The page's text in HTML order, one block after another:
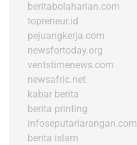
beritabolaharian.com
topreneur.id
pejuangkerja.com
newsfortoday.org
ventstimenews.com
newsafric.net
kabar berita
berita printing
infoseputarlarangan.com
berita islam